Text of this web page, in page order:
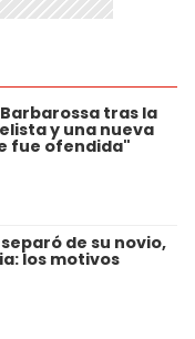
tras la
y una nueva
fue ofendida"
de su novio,
los motivos